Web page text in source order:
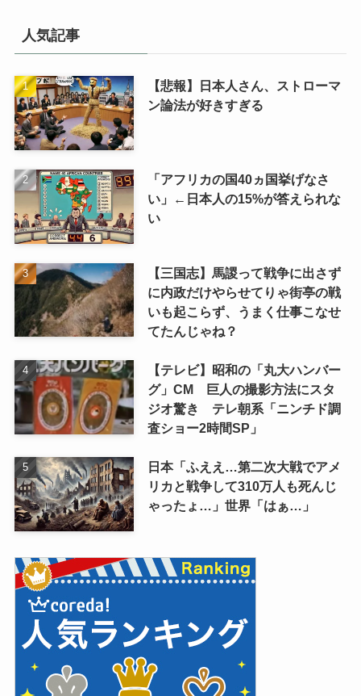
人気記事
【悲報】日本人さん、ストローマ
ン論法が好きすぎる
「アフリカの国40ヵ国挙げなさ
い」←日本人の15%が答えられな
い
【三国志】馬謖って戦争に出さず
に内政だけやらせてりゃ街亭の戦
いも起こらず、うまく仕事こなせ
てたんじゃね？
【テレビ】昭和の「丸大ハンバー
グ」CM 巨人の撮影方法にスタ
ジオ驚き テレ朝系「ニンチド調
査ショー2時間SP」
日本「ふええ…第二次大戦でアメ
リカと戦争して310万人も死んじ
ゃったょ…」世界「はぁ…」